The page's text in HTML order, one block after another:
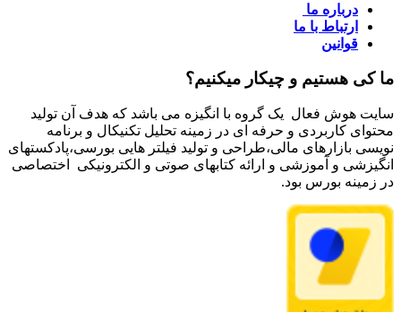
درباره ما
ارتباط با ما
قوانین
ما کی هستیم و چیکار میکنیم؟
سایت هوش فعال یک گروه با انگیزه می باشد که هدف آن تولید
محتوای کاربردی و حرفه ای در زمینه تحلیل تکنیکال و برنامه
نویسی بازارهای مالی،طراحی و تولید فیلتر هایی بورسی،پادکستهای
انگیزشی و آموزشی و ارائه کتابهای صوتی و الکترونیکی اختصاصی
در زمینه بورس بود.